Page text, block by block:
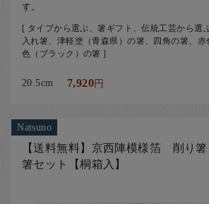
す。
[ タイプから選ぶ、箸ギフト、伝統工芸から選
入れ箸、津軽塗（青森県）の箸、四角の箸、
色（ブラック）の箸 ]
20.5cm 7,920円
Natsuno
【送料無料】京西陣模様箔 削
箸セット【桐箱入】